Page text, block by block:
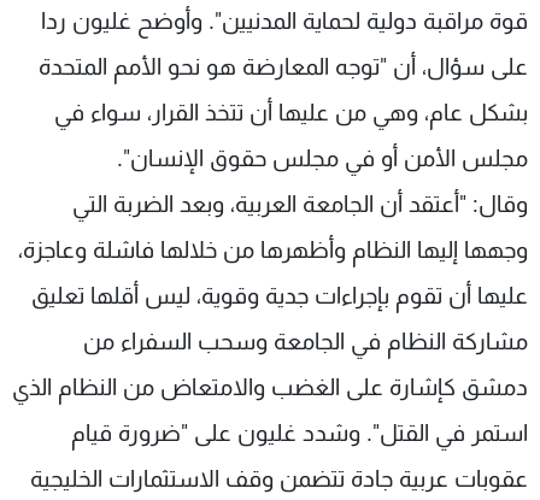
قوة مراقبة دولية لحماية المدنيين". وأوضح غليون ردا
على سؤال، أن "توجه المعارضة هو نحو الأمم المتحدة
بشكل عام، وهي من عليها أن تتخذ القرار، سواء في
مجلس الأمن أو في مجلس حقوق الإنسان".
وقال: "أعتقد أن الجامعة العربية، وبعد الضربة التي
وجهها إليها النظام وأظهرها من خلالها فاشلة وعاجزة،
عليها أن تقوم بإجراءات جدية وقوية، ليس أقلها تعليق
مشاركة النظام في الجامعة وسحب السفراء من
دمشق كإشارة على الغضب والامتعاض من النظام الذي
استمر في القتل". وشدد غليون على "ضرورة قيام
عقوبات عربية جادة تتضمن وقف الاستثمارات الخليجية